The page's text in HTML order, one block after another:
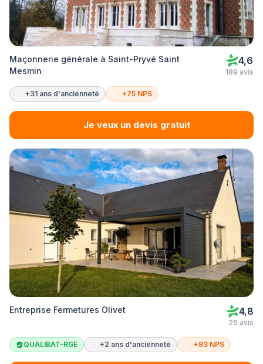
Maçonnerie générale à Saint-Pryvé Saint
Mesmin
4,6
189 avis
+31 ans d'ancienneté +75 NPS
Je veux un devis gratuit
Entreprise Fermetures Olivet 4,8
25 avis
QUALIBAT-RGE +2 ans d'ancienneté +83 NPS